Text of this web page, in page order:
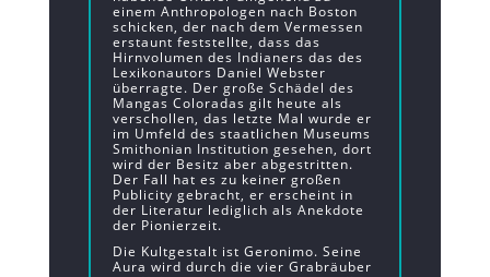
einem Anthropologen nach Boston
schicken, der nach dem Vermessen
erstaunt feststellte, dass das
Hirnvolumen des Indianers das des
Lexikonautors Daniel Webster
überragte. Der große Schädel des
Mangas Coloradas gilt heute als
verschollen, das letzte Mal wurde er
im Umfeld des staatlichen Museums
Smithonian Institution gesehen, dort
wird der Besitz aber abgestritten.
Der Fall hat es zu keiner großen
Publicity gebracht, er erscheint in
der Literatur lediglich als Anekdote
der Pionierzeit.
Die Kultgestalt ist Geronimo. Seine
Aura wird durch die vier Grabräuber